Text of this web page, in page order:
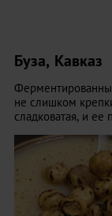
Буза, Кавказ
не слишком
сладковатая, и ее